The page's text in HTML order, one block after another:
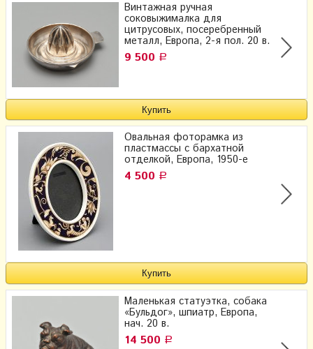
Винтажная ручная
соковыжималка для
цитрусовых, посеребренный
металл, Европа, 2-я пол. 20 в.
9 500 Р
Овальная фоторамка из
пластмассы с бархатной
отделкой, Европа, 1950-е
4 500 Р
Маленькая статуэтка, собака
«Бульдог», шпиатр, Европа,
нач. 20 в.
14 500 Р